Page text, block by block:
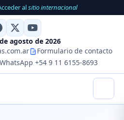
alsitio internacional
agosto de 2026
Formulario de contacto
+54 9 11 6155-8693